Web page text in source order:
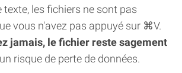
texte, les fichiers ne sont pas
vous n'avez pas appuyé sur ⌘V.
jamais, le fichier reste sagement
risque de perte de données.